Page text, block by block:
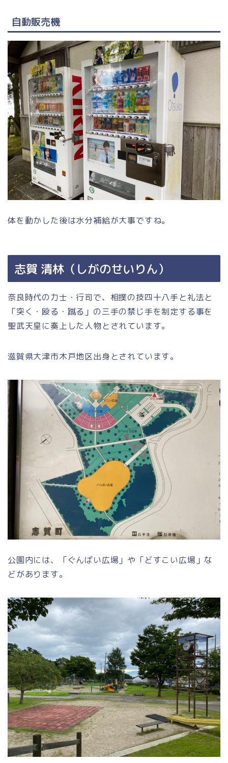
自動販売機
体を動かした後は水分補給が大事ですね。
志賀 清林（しがのせいりん）
奈良時代の力士・行司で、相撲の技四十八手と礼法と
「突く・殴る・蹴る」の三手の禁じ手を制定する事を
聖武天皇に奏上した人物とされています。
滋賀県大津市木戸地区出身とされています。
公園内には、「ぐんばい広場」や「どすこい広場」な
どがあります。